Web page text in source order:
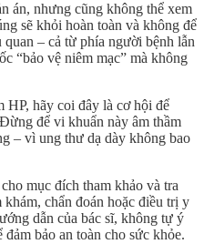
án, nhưng cũng không thể xem
sẽ khỏi hoàn toàn và không để
– cả từ phía người bệnh lẫn
“bảo vệ niêm mạc” mà không
HP, hãy coi đây là cơ hội để
để vi khuẩn này âm thầm
– vì ung thư dạ dày không bao
mục đích tham khảo và tra
chẩn đoán hoặc điều trị y
dẫn của bác sĩ, không tự ý
bảo an toàn cho sức khỏe.